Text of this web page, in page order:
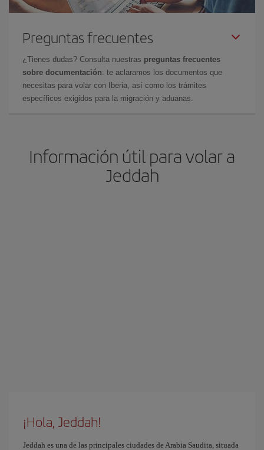
Preguntas frecuentes
¿Tienes dudas? Consulta nuestras preguntas frecuentes
sobre documentación: te aclaramos los documentos que
necesitas para volar con Iberia, así como los trámites
específicos exigidos para la migración y aduanas.
Información útil para volar a
Jeddah
¡Hola, Jeddah!
Jeddah es una de las principales ciudades de Arabia Saudita, situada